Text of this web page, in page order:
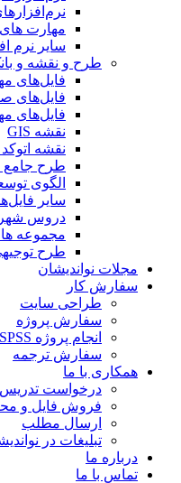
نرم‌افزارهای
مهارت های
سایر نرم
طرح و نقشه و بانک
فایل‌های
فایل‌های صنایع
فایل‌های
نقشه GIS
نقشه اتوکد
طرح جامع و
الگوی توسعه
سایر فایل‌ها
دروس
مجموعه های
طرح توجیهی و
مجلات نواندیشان
سفارش کار
طراحی سایت
سفارش پروژه
انجام پروژه SPSS
سفارش ترجمه
همکاری با ما
درخواست تدریس
فروش فایل و
ارسال مطلب
تبلیغات در نواندیشان
درباره ما
تماس با ما